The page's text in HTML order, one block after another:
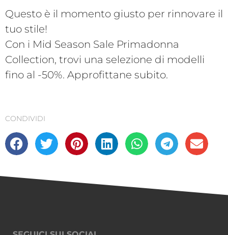
Questo è il momento giusto per rinnovare il
tuo stile!
Con i Mid Season Sale Primadonna
Collection, trovi una selezione di modelli
fino al -50%. Approfittane subito.
CONDIVIDI